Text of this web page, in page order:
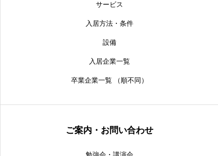
サービス
入居方法・条件
設備
入居企業一覧
卒業企業一覧 （順不同）
ご案内・お問い合わせ